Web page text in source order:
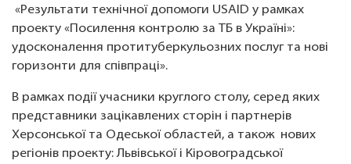
«Результати технічної допомоги USAID у рамках
проекту «Посилення контролю за ТБ в Україні»:
удосконалення протитуберкульозних послуг та нові
горизонти для співпраці».
В рамках події учасники круглого столу, серед яких
представники зацікавлених сторін і партнерів
Херсонської та Одеської областей, а також нових
регіонів проекту: Львівської і Кіровоградської